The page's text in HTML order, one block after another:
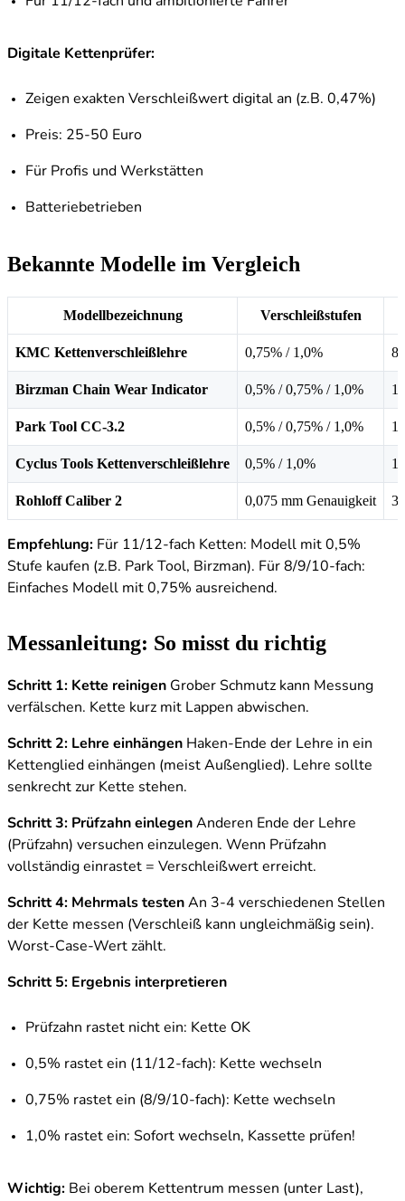
Digitale Kettenprüfer:
Zeigen exakten Verschleißwert digital an (z.B. 0,47%)
Preis: 25-50 Euro
Für Profis und Werkstätten
Batteriebetrieben
Bekannte Modelle im Vergleich
Modellbezeichnung Verschleißstufen
KMC Kettenverschleißlehre 0,75% / 1,0%
Birzman Chain Wear Indicator 0,5% / 0,75% / 1,0%
Park Tool CC-3.2 0,5% / 0,75% / 1,0%
Cyclus Tools Kettenverschleißlehre 0,5% / 1,0%
Rohloff Caliber 2 0,075 mm Genauigkeit
Empfehlung: Für 11/12-fach Ketten: Modell mit 0,5%
Stufe kaufen (z.B. Park Tool, Birzman). Für 8/9/10-fach:
Einfaches Modell mit 0,75% ausreichend.
Messanleitung: So misst du richtig
Schritt 1: Kette reinigen Grober Schmutz kann Messung
verfälschen. Kette kurz mit Lappen abwischen.
Schritt 2: Lehre einhängen Haken-Ende der Lehre in ein
Kettenglied einhängen (meist Außenglied). Lehre sollte
senkrecht zur Kette stehen.
Schritt 3: Prüfzahn einlegen Anderen Ende der Lehre
(Prüfzahn) versuchen einzulegen. Wenn Prüfzahn
vollständig einrastet = Verschleißwert erreicht.
Schritt 4: Mehrmals testen An 3-4 verschiedenen Stellen
der Kette messen (Verschleiß kann ungleichmäßig sein).
Worst-Case-Wert zählt.
Schritt 5: Ergebnis interpretieren
Prüfzahn rastet nicht ein: Kette OK
0,5% rastet ein (11/12-fach): Kette wechseln
0,75% rastet ein (8/9/10-fach): Kette wechseln
1,0% rastet ein: Sofort wechseln, Kassette prüfen!
Wichtig: Bei oberem Kettentrum messen (unter Last),